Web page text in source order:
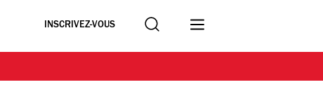
INSCRIVEZ-VOUS Recherche